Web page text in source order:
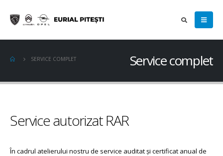
Service complet
SERVICE COMPLET
Service autorizat RAR
În cadrul atelierului nostru de service auditat şi certificat anual de